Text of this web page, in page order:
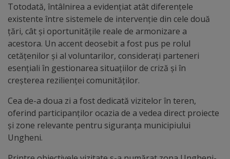
Obiective
turistice
Sculpturi
(harta
Monumente
arhitecturale
Totodată, întâlnirea a evidențiat atât diferențele
existente între sistemele de intervenție din cele două
țări, cât și oportunitățile reale de armonizare a
acestora. Un accent deosebit a fost pus pe rolul
cetățenilor și al voluntarilor, considerați parteneri
esențiali în gestionarea situațiilor de criză și în
creșterea rezilienței comunităților.
Cea de-a doua zi a fost dedicată vizitelor în teren,
oferind participanților ocazia de a vedea direct proiecte
și zone relevante pentru siguranța municipiului
Ungheni.